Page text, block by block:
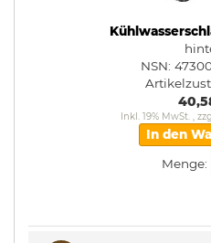
NSN:
Inkl. 19% MwSt. ,
In den
Menge: